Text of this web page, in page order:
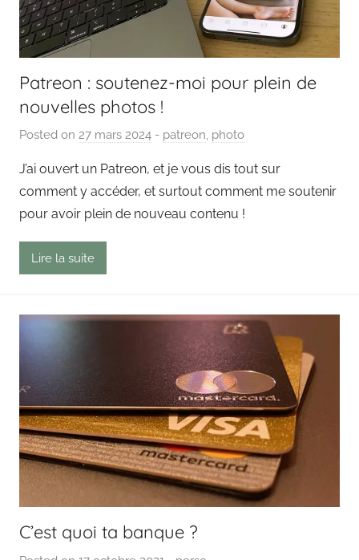
Patreon : soutenez-moi pour plein de
nouvelles photos !
Posted on 27 mars 2024 b
P
a
i
t
- patreon, photo
J’ai ouvert un Patreon, et je vous dis tout sur
comment y accéder, et surtout comment me soutenir
pour avoir plein de nouveau contenu !
Lire la suite
C’est quoi ta banque ?